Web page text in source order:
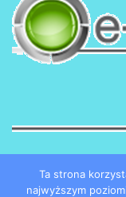
Ta strona
najwyższym